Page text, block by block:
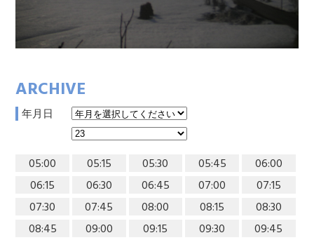
ARCHIVE
年月日
05:00 05:15 05:30 05:45
06:00
06:15
06:30 06:45 07:00
07:15
07:30
07:45 08:00 08:15
08:30
08:45
09:00 09:15 09:30
09:45